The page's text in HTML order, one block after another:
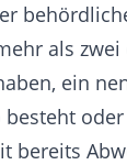
als zwei
ein
bereits